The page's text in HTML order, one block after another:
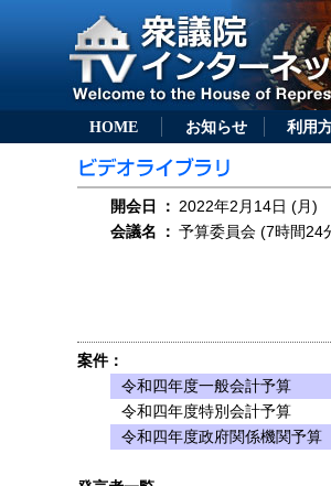
HOME お知らせ 利用
開会日 ： 2022年2月14日 (月)
会議名
： 予算委員会 (7時間24
案件：
令和四年度一般会計予算
令和四年度特別会計予算
令和四年度政府関係機関予算